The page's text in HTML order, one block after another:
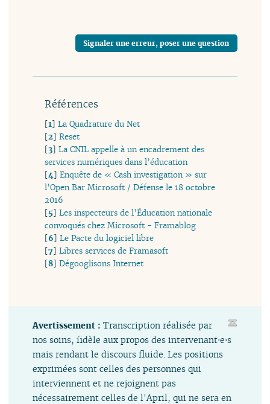
Signaler une erreur, poser une question
Références
[1]La Quadrature du Net
[2]Reset
[3]La CNIL appelle à un encadrement des
services numériques dans l’éducation
[4]Enquête de « Cash investigation » sur
l’Open Bar Microsoft / Défense le 18 octobre
2016
[5]Les inspecteurs de l’Éducation nationale
convoqués chez Microsoft - Framablog
[6]Le Pacte du logiciel libre
[7]Libres services de Framasoft
[8]Dégooglisons Internet
Avertissement :Transcription réalisée par
nos soins, fidèle aux propos des intervenant⋅e⋅s
mais rendant le discours fluide. Les positions
exprimées sont celles des personnes qui
interviennent et ne rejoignent pas
nécessairement celles de l'April, qui ne sera en